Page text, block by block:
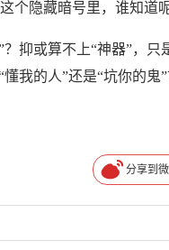
个隐藏暗号里，谁知道呢
抑或算不上“神器”，只
我的人”还是“坑你的鬼
分享到